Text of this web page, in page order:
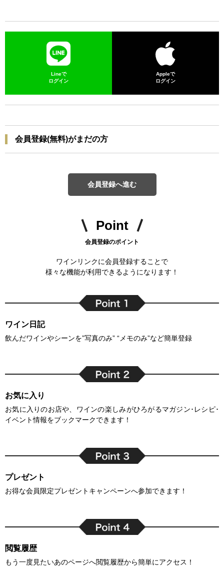
Lineで
ログイン
Appleで
ログイン
会員登録(無料)がまだの方
会員登録へ進む
Point
会員登録のポイント
ワインリンクに会員登録することで
様々な機能が利用できるようになります！
ワイン日記
飲んだワインやシーンを”写真のみ” “メモのみ”など簡単登録
お気に入り
お気に入りのお店や、ワインの楽しみがひろがるマガジン･レシピ･
イベント情報をブックマークできます！
プレゼント
お得な会員限定プレゼントキャンペーンへ参加できます！
閲覧履歴
もう一度見たいあのページへ閲覧履歴から簡単にアクセス！